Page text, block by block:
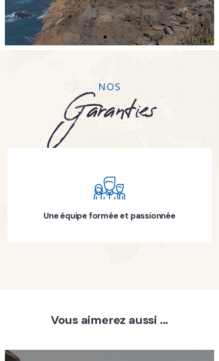
NOS
Garanties
Une équipe formée et passionnée
Vous aimerez aussi ...